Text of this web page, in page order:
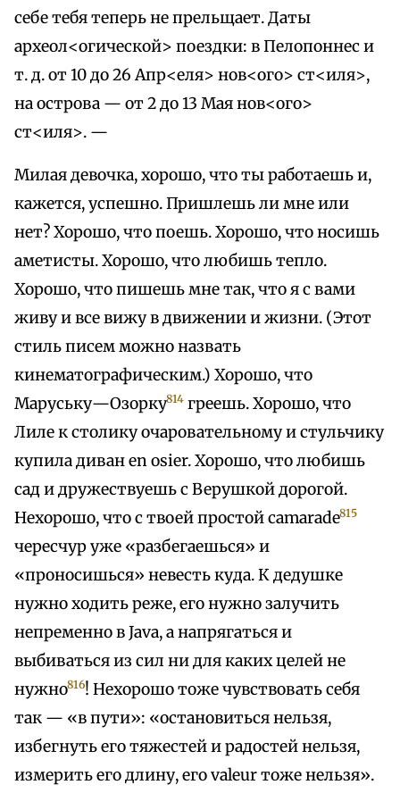
себе тебя теперь не прельщает. Даты
археол<огической> поездки: в Пелопоннес и
т. д. от 10 до 26 Апр<еля> нов<ого> ст<иля>,
на острова — от 2 до 13 Мая нов<ого>
ст<иля>. —
Милая девочка, хорошо, что ты работаешь и,
кажется, успешно. Пришлешь ли мне или
нет? Хорошо, что поешь. Хорошо, что носишь
аметисты. Хорошо, что любишь тепло.
Хорошо, что пишешь мне так, что я с вами
живу и все вижу в движении и жизни. (Этот
стиль писем можно назвать
кинематографическим.) Хорошо, что
Маруську—Озорку814 греешь. Хорошо, что
Лиле к столику очаровательному и стульчику
купила диван en osier. Хорошо, что любишь
сад и дружествуешь с Верушкой дорогой.
Нехорошо, что с твоей простой camarade815
чересчур уже «разбегаешься» и
«проносишься» невесть куда. К дедушке
нужно ходить реже, его нужно залучить
непременно в Java, а напрягаться и
выбиваться из сил ни для каких целей не
нужно816! Нехорошо тоже чувствовать себя
так — «в пути»: «остановиться нельзя,
избегнуть его тяжестей и радостей нельзя,
измерить его длину, его valeur тоже нельзя».